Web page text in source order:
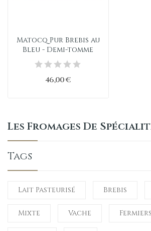
Les Fromages De
Tags
Lait Pasteurisé Brebis
Mixte Vache Fermiers
Matocq Pur Brebis au
Bleu - Demi-tomme
46,00 €